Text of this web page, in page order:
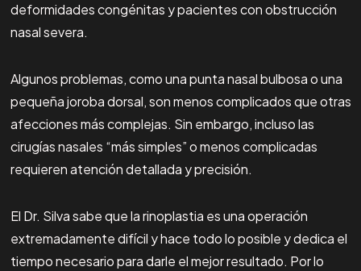
deformidades congénitas y pacientes con obstrucción
nasal severa.
Algunos problemas, como una punta nasal bulbosa o una
pequeña joroba dorsal, son menos complicados que otras
afecciones más complejas. Sin embargo, incluso las
cirugías nasales “más simples” o menos complicadas
requieren atención detallada y precisión.
El Dr. Silva sabe que la rinoplastia es una operación
extremadamente difícil y hace todo lo posible y dedica el
tiempo necesario para darle el mejor resultado. Por lo